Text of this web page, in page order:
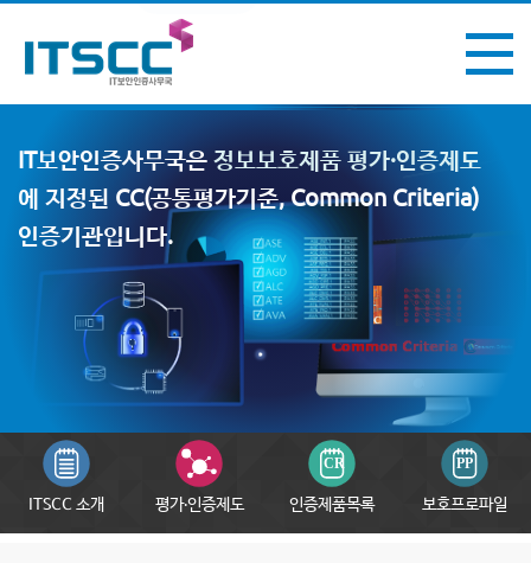
IT보안인증사무국은 정보보호제품 평가·인증제도
에 지정된 CC(공통평가기준, Common Criteria)
인증기관입니다.
ITSCC 소개 평가·인증제도 인증제품목록 보호프로파일